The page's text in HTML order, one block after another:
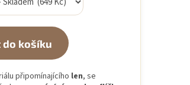
do košíku
připomínajícího len, se